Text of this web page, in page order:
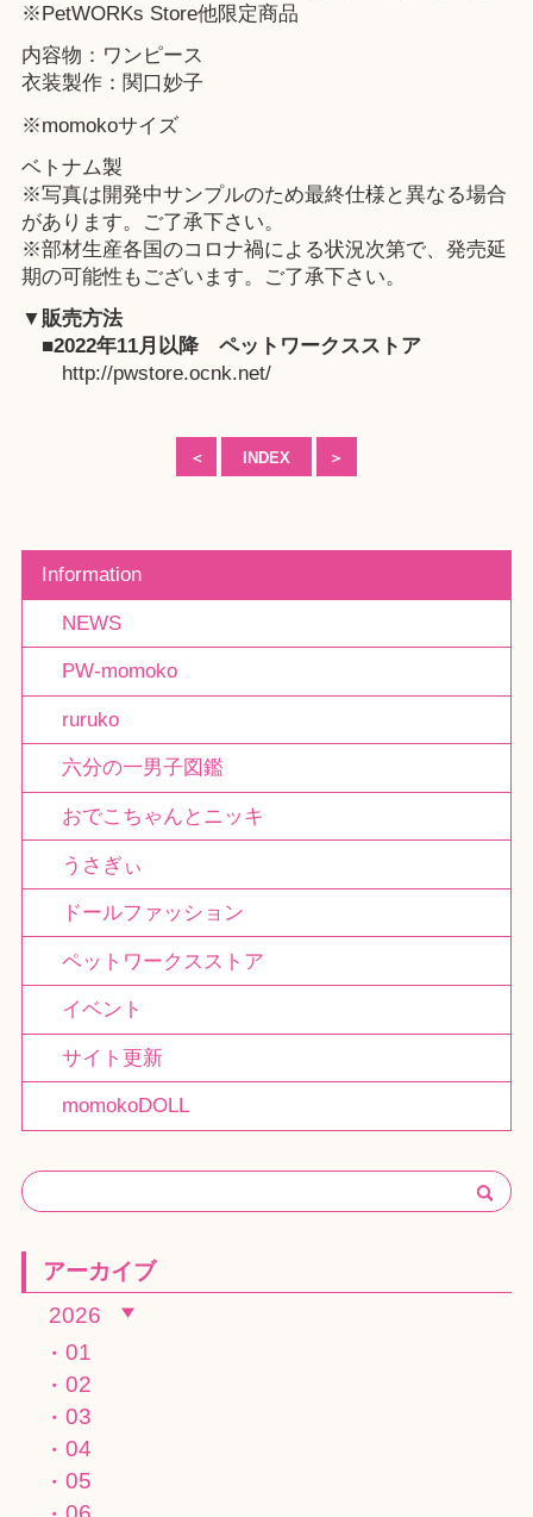
※PetWORKs Store他限定商品
内容物：ワンピース
衣装製作：関口妙子
※momokoサイズ
ベトナム製
※写真は開発中サンプルのため最終仕様と異なる場合
があります。ご了承下さい。
※部材生産各国のコロナ禍による状況次第で、発売延
期の可能性もございます。ご了承下さい。
▼販売方法
■2022年11月以降 ペットワークスストア
http://pwstore.ocnk.net/
＜ INDEX ＞
Information
NEWS
PW-momoko
ruruko
六分の一男子図鑑
おでこちゃんとニッキ
うさぎぃ
ドールファッション
ペットワークスストア
イベント
サイト更新
momokoDOLL
アーカイブ
2026
01
02
03
04
05